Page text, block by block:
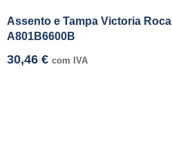
Assento e Tampa Victoria Roca
A801B6600B
30,46 € com IVA